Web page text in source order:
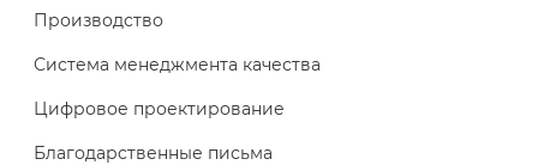
Производство
Система менеджмента качества
Цифровое проектирование
Благодарственные письма